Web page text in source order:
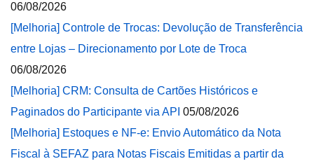
06/08/2026
[Melhoria] Controle de Trocas: Devolução de Transferência
entre Lojas – Direcionamento por Lote de Troca
06/08/2026
[Melhoria] CRM: Consulta de Cartões Históricos e
Paginados do Participante via API 05/08/2026
[Melhoria] Estoques e NF-e: Envio Automático da Nota
Fiscal à SEFAZ para Notas Fiscais Emitidas a partir da